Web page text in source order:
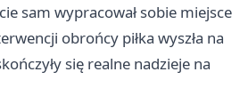
sam wypracował sobie miejsce
obrońcy piłka wyszła na
się realne nadzieje na